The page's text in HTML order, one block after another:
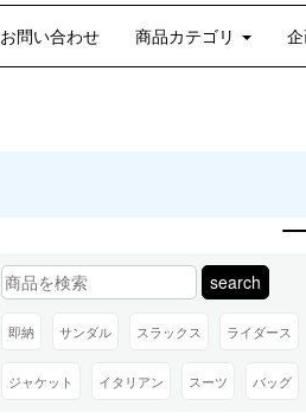
お問い合わせ 商品カテゴリ
search
即納 サンダル スラックス ライダース
ジャケット イタリアン スーツ バッグ